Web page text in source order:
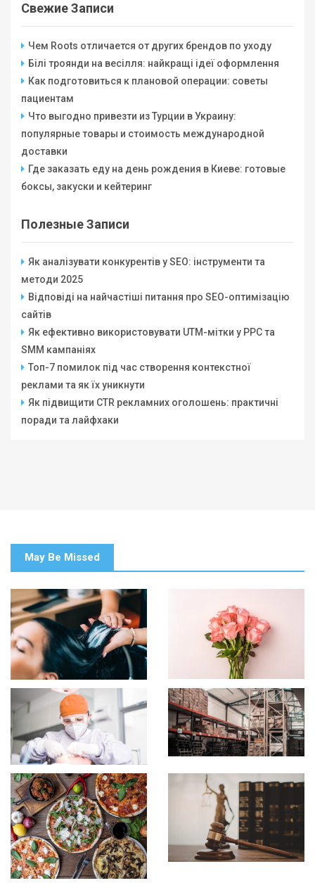
Свежие Записи
Чем Roots отличается от других брендов по уходу
Білі троянди на весілля: найкращі ідеї оформлення
Как подготовиться к плановой операции: советы
пациентам
Что выгодно привезти из Турции в Украину:
популярные товары и стоимость международной
доставки
Где заказать еду на день рождения в Киеве: готовые
боксы, закуски и кейтеринг
Полезные Записи
Як аналізувати конкурентів у SEO: інструменти та
методи 2025
Відповіді на найчастіші питання про SEO-оптимізацію
сайтів
Як ефективно використовувати UTM-мітки у PPC та
SMM кампаніях
Топ-7 помилок під час створення контекстної
реклами та як їх уникнути
Як підвищити CTR рекламних оголошень: практичні
поради та лайфхаки
May Be Missed